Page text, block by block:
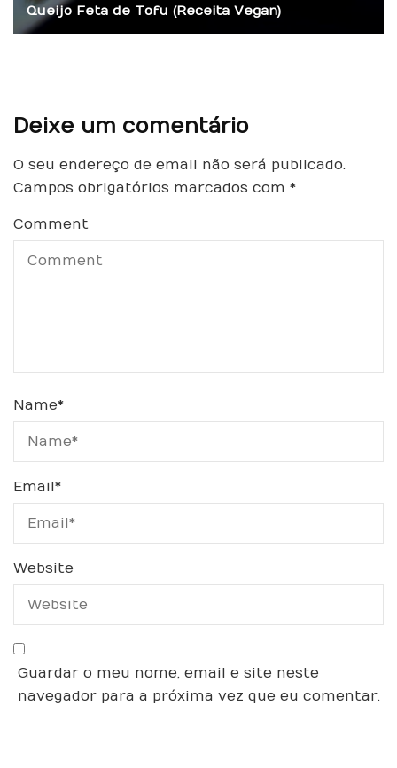
Queijo Feta de Tofu (Receita Vegan)
Deixe um comentário
O seu endereço de email não será publicado.
Campos obrigatórios marcados com *
Comment
Name*
Email*
Website
Guardar o meu nome, email e site neste
navegador para a próxima vez que eu comentar.